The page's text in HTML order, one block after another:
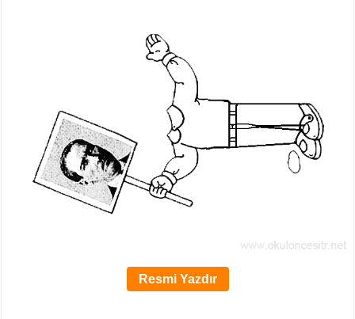
Resmi Yazdır